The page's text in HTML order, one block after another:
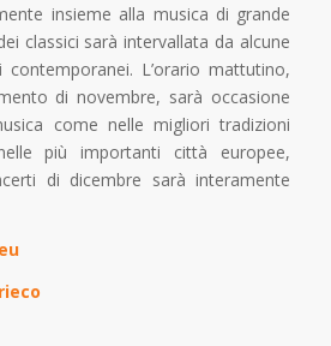
insieme alla musica di grande
classici sarà intervallata da alcune
contemporanei. L’orario mattutino,
di novembre, sarà occasione
come nelle migliori tradizioni
più importanti città europee,
di dicembre sarà interamente